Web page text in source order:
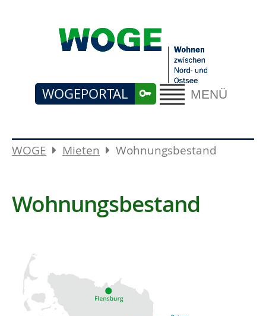
MENÜ
WOGEPORTAL
WOGE Mieten Wohnungsbestand
Wohnungsbestand